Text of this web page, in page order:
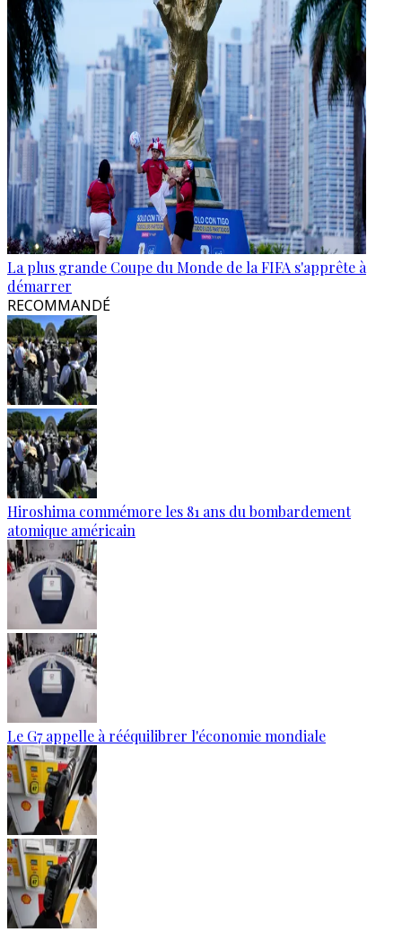
La plus grande Coupe du Monde de la FIFA s'apprête à
démarrer
RECOMMANDÉ
Hiroshima commémore les 81 ans du bombardement
atomique américain
Le G7 appelle à rééquilibrer l'économie mondiale